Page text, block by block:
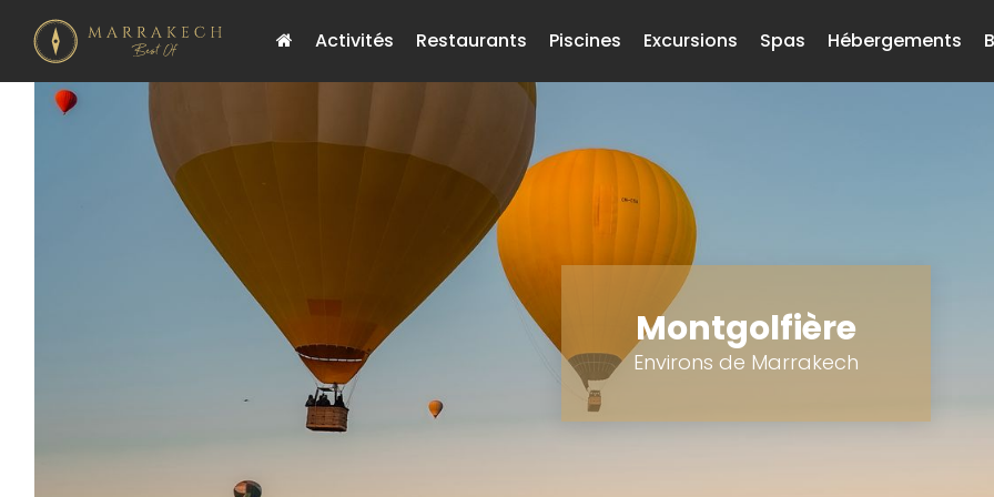
Activités Restaurants Piscines Excursions Spas Hébergements
Montgolfière
Environs de Marrakech